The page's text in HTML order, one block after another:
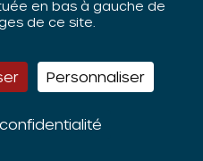
en bas à gauche de
de ce site.
Personnaliser